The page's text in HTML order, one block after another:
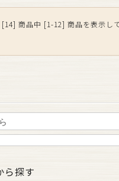
商品中 [1-12] 商品を表示して
ら探す